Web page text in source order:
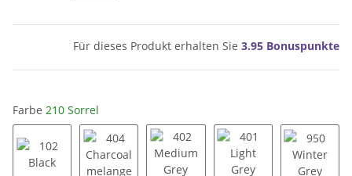
Für dieses Produkt erhalten Sie 3.95 Bonuspunkte
Farbe 210 Sorrel